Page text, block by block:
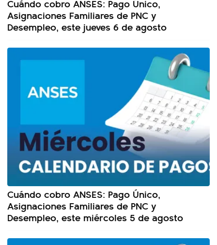
Cuándo cobro ANSES: Pago Único,
Asignaciones Familiares de PNC y
Desempleo, este jueves 6 de agosto
Cuándo cobro ANSES: Pago Único,
Asignaciones Familiares de PNC y
Desempleo, este miércoles 5 de agosto